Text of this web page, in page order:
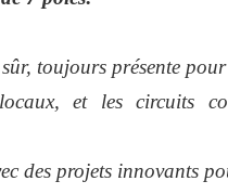
toujours présente
locaux, et les circuits
des projets innovants